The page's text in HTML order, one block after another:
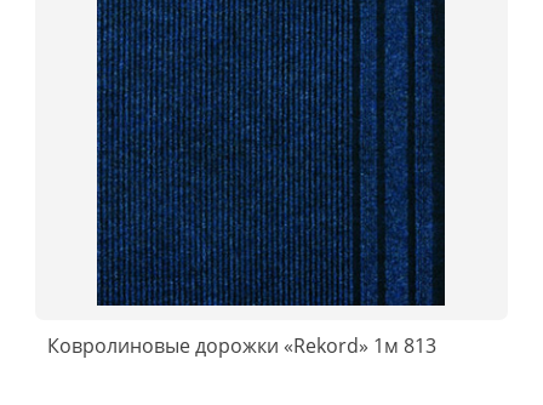
Ковролиновые дорожки «Rekord» 1м 813